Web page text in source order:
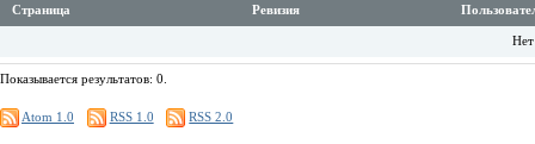
Страница Ревизия
Нет
Показывается результатов: 0.
Atom 1.0 RSS 1.0 RSS 2.0